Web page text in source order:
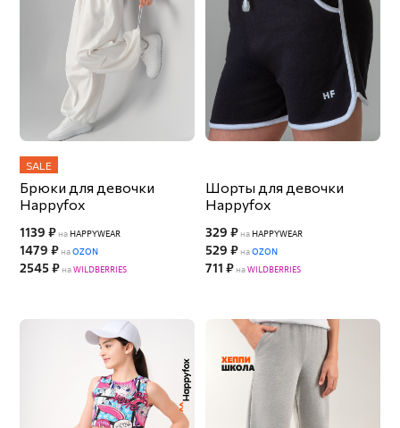
SALE
Брюки для девочки
Happyfox
1139 ₽ на HAPPYWEAR
1479 ₽ наOZON
2545 ₽ наWILDBERRIES
Шорты для девочки
Happyfox
329 ₽ на HAPPYWEAR
529 ₽ наOZON
711 ₽ наWILDBERRIES